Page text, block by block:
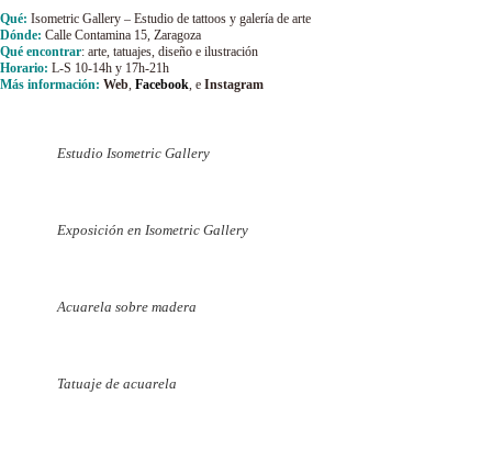
Qué: Isometric Gallery – Estudio de tattoos y galería de arte
Dónde: Calle Contamina 15, Zaragoza
Qué encontrar: arte, tatuajes, diseño e ilustración
Horario: L-S 10-14h y 17h-21h
Más información: Web, Facebook, e Instagram
Estudio Isometric Gallery
Exposición en Isometric Gallery
Acuarela sobre madera
Tatuaje de acuarela